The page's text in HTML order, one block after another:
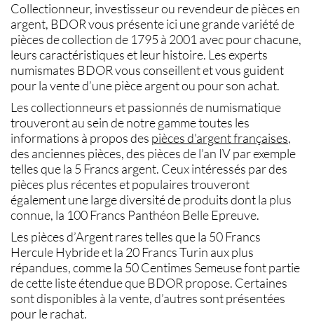
Collectionneur, investisseur ou revendeur depièces en
argent, BDORvous présente ici une grande variété de
pièces de collectionde 1795 à 2001 avec pour chacune,
leurs caractéristiques et leur histoire. Les experts
numismates BDORvous conseillent et vous guident
pour lavente d’une pièce argentou pour son achat.
Les collectionneurs et passionnés denumismatique
trouveront au sein de notre gamme toutes les
informations à propos des pièces d'argent françaises,
des anciennes pièces, des pièces de l’an IVpar exemple
telles que la 5 Francs argent. Ceux intéressés par des
pièces plus récentes et populaires trouveront
également une large diversité de produits dont la plus
connue, la 100 Francs Panthéon Belle Epreuve.
Les pièces d’Argent rarestelles que la 50 Francs
Hercule Hybrideet la 20 Francs Turin aux plus
répandues, comme la 50 Centimes Semeusefont partie
de cette liste étendue que BDOR propose. Certaines
sont disponibles à lavente, d’autres sont présentées
pour lerachat.